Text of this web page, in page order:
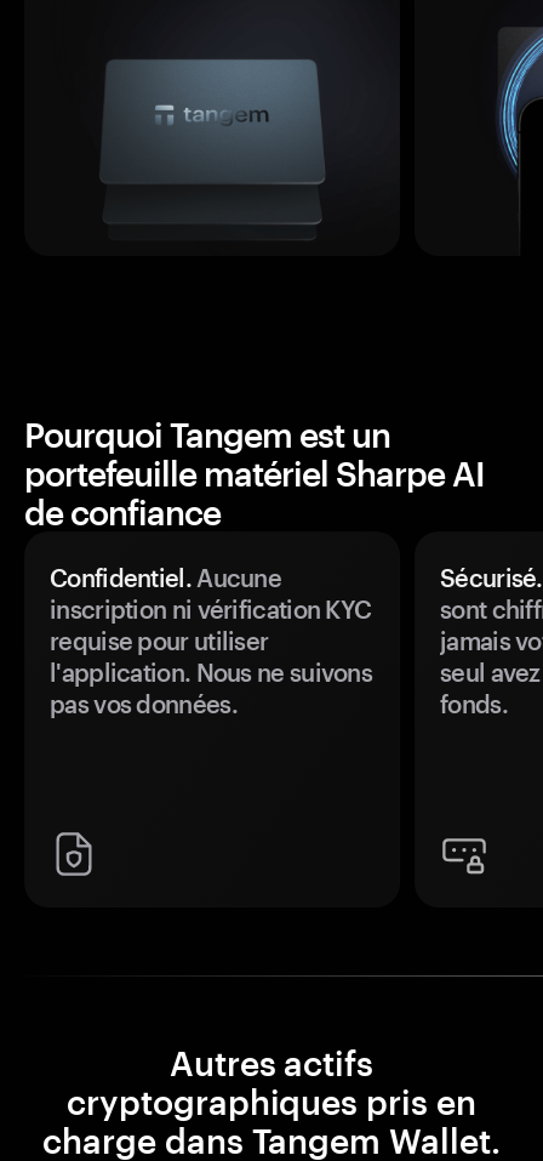
Pourquoi Tangem est un
portefeuille matériel Sharpe AI
de confiance
Confidentiel.Aucune
inscription ni vérification KYC
requise pour utiliser
l'application. Nous ne suivons
pas vos données.
Sécurisé.
sont
jamais
seul
fonds.
Autres actifs
cryptographiques pris en
charge dans Tangem Wallet.